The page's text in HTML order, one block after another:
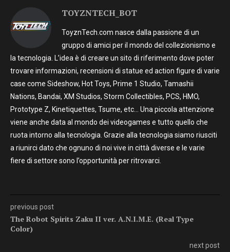
TOYZNTECH_BOT
ToyznTech.com nasce dalla passione di un
gruppo di amici per il mondo del collezionismo e
la tecnologia. L’idea è di creare un sito di riferimento dove poter
trovare informazioni, recensioni di statue ed action figure di varie
case come Sideshow, Hot Toys, Prime 1 Studio, Tamashii
Nations, Bandai, XM Studios, Storm Collectibles, PCS, HMO,
Prototype Z, Kinetiquettes, Tsume, etc… Una piccola attenzione
viene anche data al mondo dei videogames e tutto quello che
ruota intorno alla tecnologia. Grazie alla tecnologia siamo riusciti
a riunirci dato che ognuno di noi vive in città diverse e le varie
fiere di settore sono l’opportunità per ritrovarci.
previous post
The Robot Spirits Zaku II ver. A.N.I.M.E. (Real Type
Color)
next post